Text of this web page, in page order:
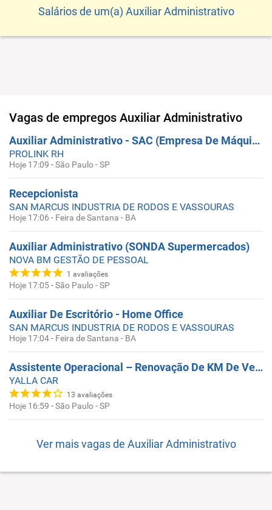
Salários de um(a) Auxiliar Administrativo
Vagas de empregos Auxiliar Administrativo
Auxiliar Administrativo - SAC (Empresa De Máquinas E Equipamentos) - Sacomã - São Paulo
PROLINK RH
Hoje 17:09 -São Paulo - SP
Recepcionista
SAN MARCUS INDUSTRIA DE RODOS E VASSOURAS
Hoje 17:06 - Feira de Santana - BA
Auxiliar Administrativo (SONDA Supermercados)
NOVA BM GESTÃO DE PESSOAL
1 avaliações
Hoje 17:05-São Paulo - SP
Auxiliar De Escritório - Home Office
SAN MARCUS INDUSTRIA DE RODOS E VASSOURAS
Hoje 17:04- Feira de Santana - BA
Assistente Operacional – Renovação De KM De Veículos
YALLA CAR
13 avaliações
Hoje 16:59 -São Paulo - SP
Ver mais vagas de Auxiliar Administrativo